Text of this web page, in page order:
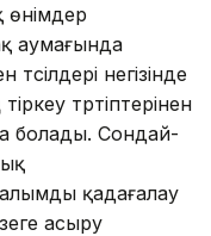
өнімдер
аумағында
негізінде
тәртіптерінен
болады. Сондай-
қадағалау
асыру